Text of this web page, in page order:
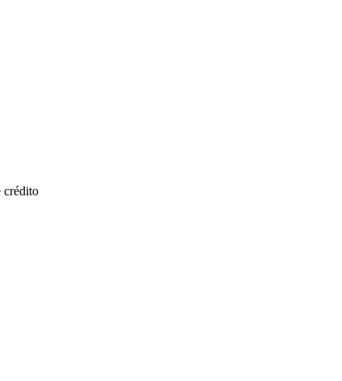
crédito